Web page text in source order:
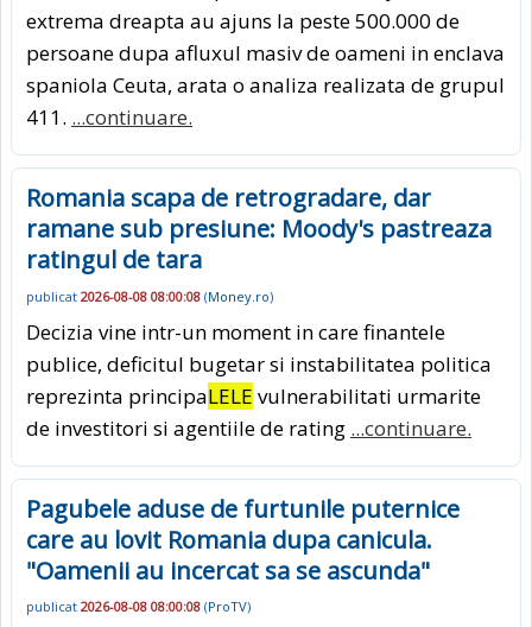
extrema dreapta au ajuns la peste 500.000 de
persoane dupa afluxul masiv de oameni in enclava
spaniola Ceuta, arata o analiza realizata de grupul
411. ...continuare.
Romania scapa de retrogradare, dar
ramane sub presiune: Moody's pastreaza
ratingul de tara
publicat 2026-08-08 08:00:08 (Money.ro)
Decizia vine intr-un moment in care finantele
publice, deficitul bugetar si instabilitatea politica
reprezinta principaLELE vulnerabilitati urmarite
de investitori si agentiile de rating ...continuare.
Pagubele aduse de furtunile puternice
care au lovit Romania dupa canicula.
"Oamenii au incercat sa se ascunda"
publicat 2026-08-08 08:00:08 (ProTV)